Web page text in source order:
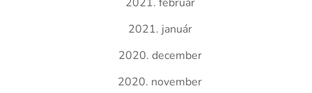
2021. január
2020. december
2020. november